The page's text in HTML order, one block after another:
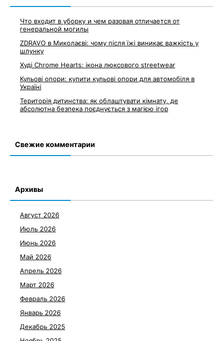
Что входит в уборку и чем разовая отличается от
генеральной могилы
ZDRAVO в Миколаєві: чому після їжі виникає важкість у
шлунку
Худі Chrome Hearts: ікона люксового streetwear
Кульові опори: купити кульові опори для автомобіля в
Україні
Територія дитинства: як облаштувати кімнату, де
абсолютна безпека поєднується з магією ігор
Свежие комментарии
Архивы
Август 2026
Июль 2026
Июнь 2026
Май 2026
Апрель 2026
Март 2026
Февраль 2026
Январь 2026
Декабрь 2025